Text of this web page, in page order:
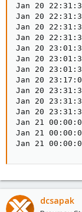
Jan 20
Jan 20
Jan 20
Jan 20
Jan 20
Jan 20
Jan 20
Jan 20
Jan 20
Jan 20
Jan 20
Jan 21
Jan 21
Jan 21
dcsapak